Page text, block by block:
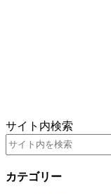
サイト内検索
カテゴリー